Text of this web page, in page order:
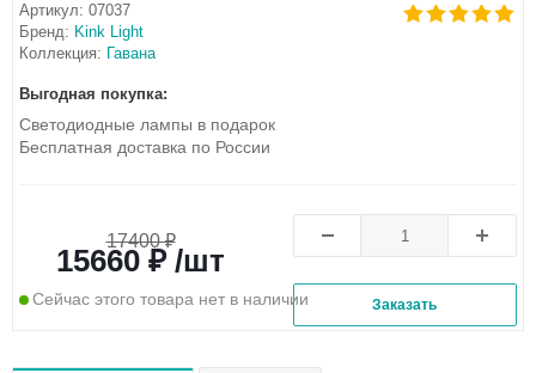
Артикул: 07037
Бренд: Kink Light
Коллекция: Гавана
Выгодная покупка:
Светодиодные лампы в подарок
Бесплатная доставка по России
17400 ₽
15660 ₽ /шт
Сейчас этого товара нет в наличии Заказать